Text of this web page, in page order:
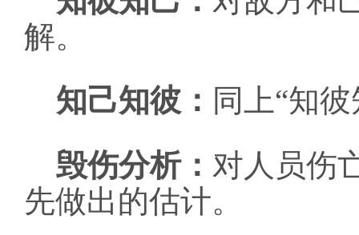
解。
知己知彼： 同上“知
毁伤分析： 对人员伤
先做出的估计。